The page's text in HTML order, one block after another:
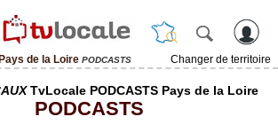
Pays de la Loire PODCASTS
Changer de territoire
TvLocale PODCASTS Pays de la Loire
PODCASTS